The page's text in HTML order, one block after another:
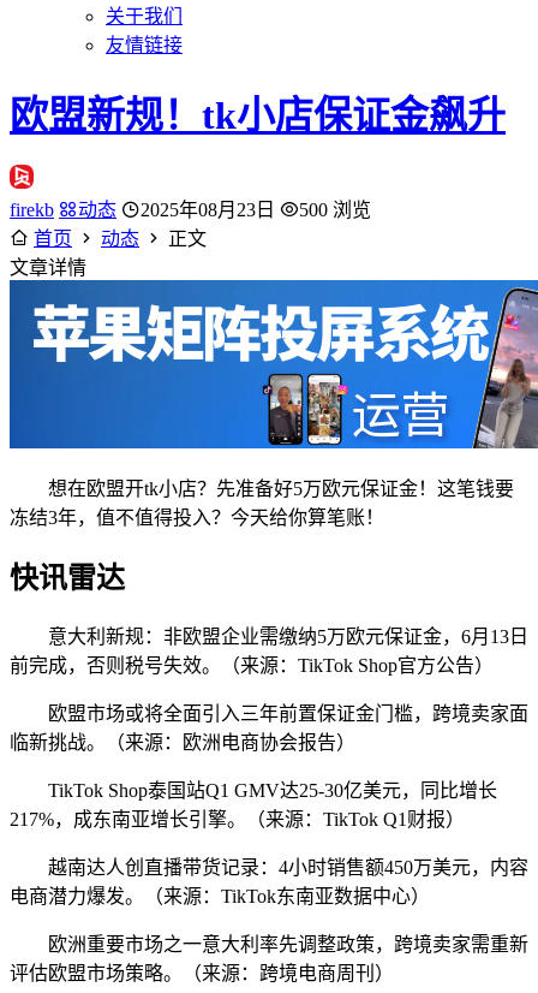
关于我们
友情链接
欧盟新规！tk小店保证金飙升
firekb 动态 2025年08月23日
500 浏览
首页
动态
正文
文章详情
想在欧盟开tk小店？先准备好5万欧元保证金！这笔钱要
冻结3年，值不值得投入？今天给你算笔账！
快讯雷达
意大利新规：非欧盟企业需缴纳5万欧元保证金，6月13日
前完成，否则税号失效。（来源：TikTok Shop官方公告）
欧盟市场或将全面引入三年前置保证金门槛，跨境卖家面
临新挑战。（来源：欧洲电商协会报告）
TikTok Shop泰国站Q1 GMV达25-30亿美元，同比增长
217%，成东南亚增长引擎。（来源：TikTok Q1财报）
越南达人创直播带货记录：4小时销售额450万美元，内容
电商潜力爆发。（来源：TikTok东南亚数据中心）
欧洲重要市场之一意大利率先调整政策，跨境卖家需重新
评估欧盟市场策略。（来源：跨境电商周刊）